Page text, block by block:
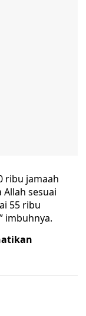
ribu jamaah
sesuai
55 ribu
imbuhnya.